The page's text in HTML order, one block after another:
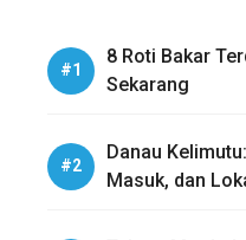
8 Roti Bakar
Sekarang
Danau
Masuk, dan